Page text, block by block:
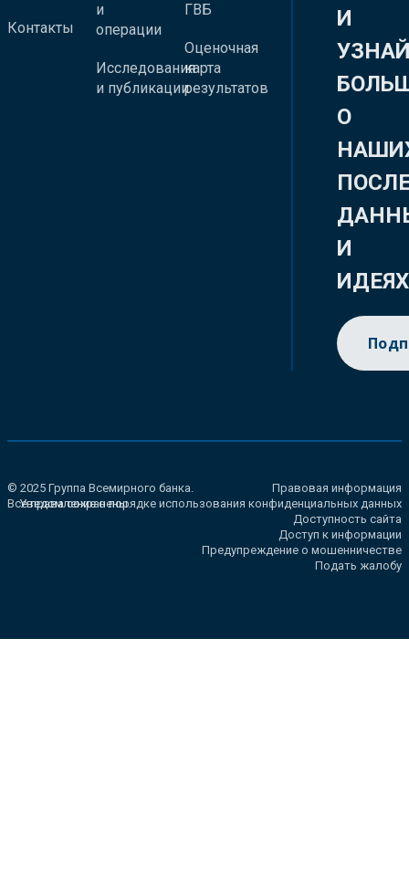
Контакты
и
операции
Исследования
и публикации
ГВБ
Оценочная
карта
результатов
И
О
И
ИДЕЯХ
© 2025 Группа Всемирного банка.
Все права сохранены.
Правовая информация
Уведомление о порядке использования конфиденциальных данных
Доступность сайта
Доступ к информации
Предупреждение о мошенничестве
Подать жалобу